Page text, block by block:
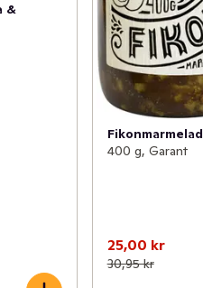
&
Fikonmarmelad
400 g, Garant
25,00 kr
30,95 kr